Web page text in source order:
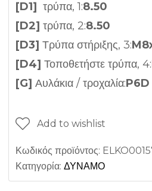
[D1] τρύπα, 1:8.50
[D2] τρύπα, 2:8.50
[D3] Τρύπα στήριξης, 3:
[D4] Τοποθετήστε τρύπα, 4:
[G] Αυλάκια / τροχαλία:P6D
Add to wishlist
Κωδικός προϊόντος:
Κατηγορία: ΔΥΝΑΜΟ